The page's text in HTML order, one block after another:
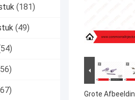
(181)
(49)
Grote